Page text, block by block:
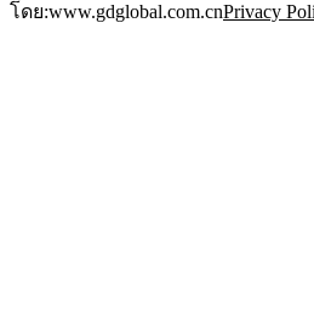
โดย:www.gdglobal.com.cnPrivacy